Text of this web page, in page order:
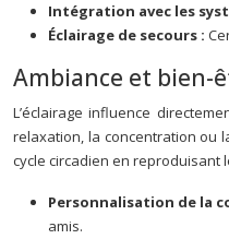
Intégration avec les
Éclairage de secours :
Ambiance et bien-
L’éclairage influence
relaxation, la concentration ou
cycle circadien en reproduisant
Personnalisation de la
amis.